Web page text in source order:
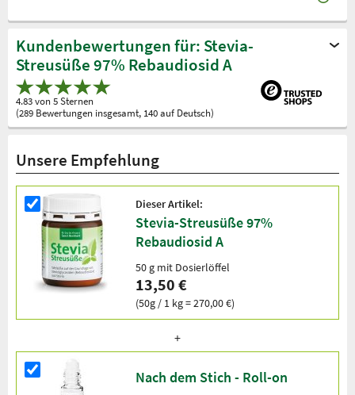
Kundenbewertungen für: Stevia-
Streusüße 97% Rebaudiosid A
4.83 von 5 Sternen
(289 Bewertungen insgesamt, 140 auf Deutsch)
Unsere Empfehlung
Dieser Artikel:
Stevia-Streusüße 97%
Rebaudiosid A
50 g mit Dosierlöffel
13,50 €
(50g / 1 kg = 270,00 €)
Nach dem Stich - Roll-on